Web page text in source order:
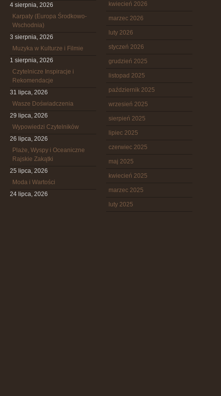
4 sierpnia, 2026
Karpaty (Europa Środkowo-
Wschodnia)
3 sierpnia, 2026
Muzyka w Kulturze i Filmie
1 sierpnia, 2026
Czytelnicze Inspiracje i
Rekomendacje
31 lipca, 2026
Wasze Doświadczenia
29 lipca, 2026
Wypowiedzi Czytelników
26 lipca, 2026
Plaże, Wyspy i Oceaniczne
Rajskie Zakątki
25 lipca, 2026
Moda i Wartości
24 lipca, 2026
kwiecień 2026
marzec 2026
luty 2026
styczeń 2026
grudzień 2025
listopad 2025
październik 2025
wrzesień 2025
sierpień 2025
lipiec 2025
czerwiec 2025
maj 2025
kwiecień 2025
marzec 2025
luty 2025